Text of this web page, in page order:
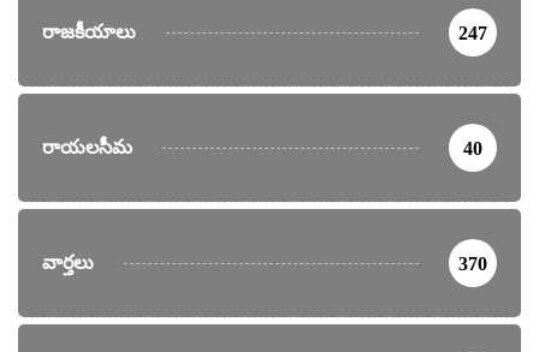
రాజకీయాలు 247
రాయలసీమ 40
వార్తలు 370